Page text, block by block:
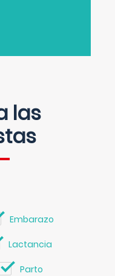
las
Embarazo
Lactancia
Parto